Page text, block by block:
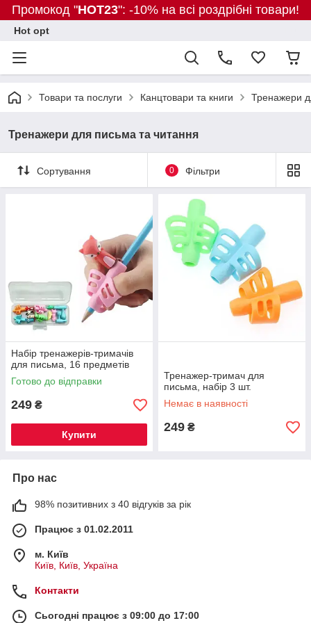
Промокод "HOT23": -10% на всі роздрібні товари!
Hot opt
Товари та послуги Канцтовари та книги Тренажери
Тренажери для письма та читання
Сортування 0 Фільтри
Набір тренажерів-тримачів
для письма, 16 предметів
Готово до відправки
249 ₴
Купити
Тренажер-тримач для
письма, набір 3 шт.
Немає в наявності
249 ₴
Про нас
98% позитивних з 40 відгуків за рік
Працює з 01.02.2011
м. Київ
Київ, Київ, Україна
Контакти
Сьогодні працює з 09:00 до 17:00